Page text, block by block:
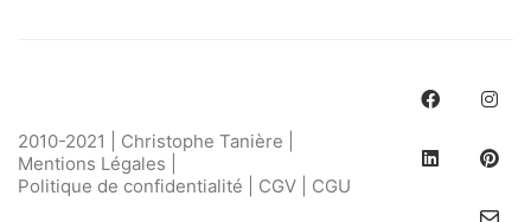
produit
produit
2010-2021 | Christophe Tanière |
Mentions Légales
Politique de confidentialité
CGV CGU